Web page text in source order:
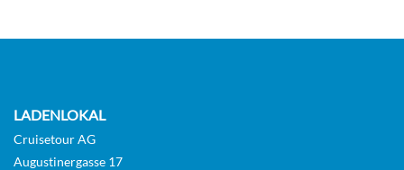
LADENLOKAL
Cruisetour AG
Augustinergasse 17